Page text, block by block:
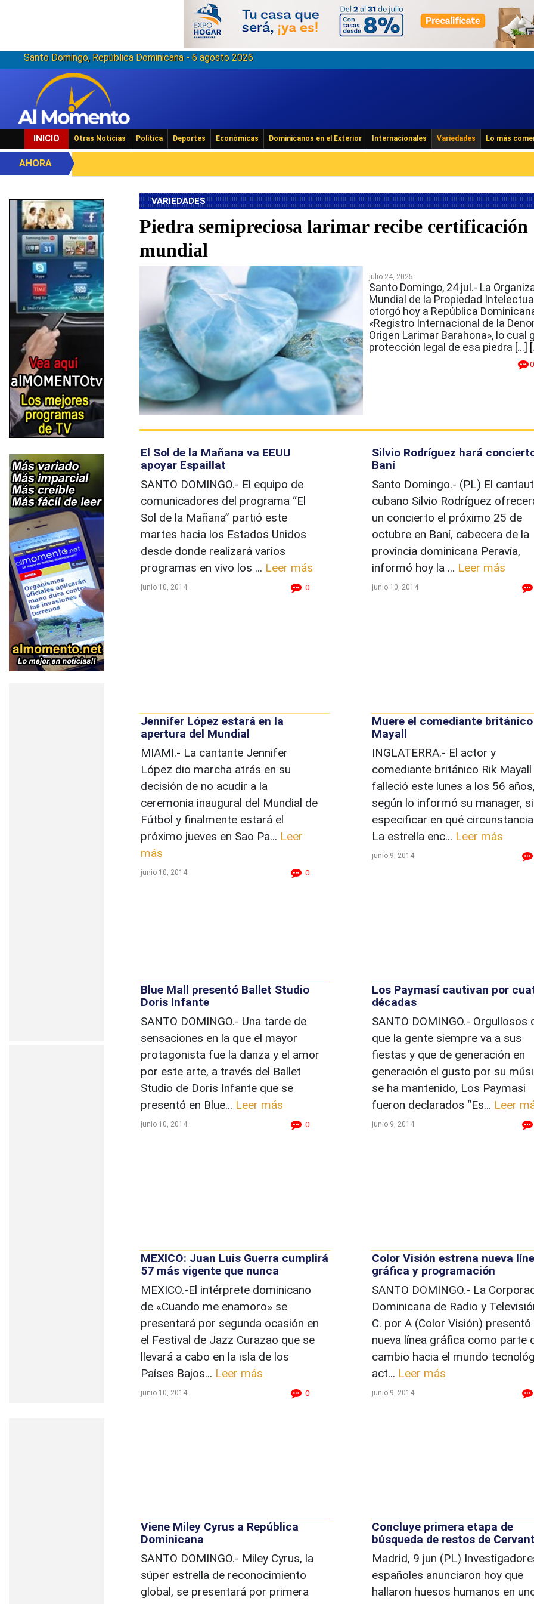
Santo Domingo, República Dominicana - 6 agosto 2026
INICIO Otras Noticias Política Deportes Económicas Dominicanos en el Exterior Internacionales Variedades Lo más
AHORA
VARIEDADES
Piedra semipreciosa larimar recibe certificación
mundial
julio 24, 2025
Santo Domingo, 24 jul.- La
Mundial de la Propiedad
otorgó hoy a República
«Registro Internacional de la
Origen Larimar Barahona», lo cual
protección legal de esa piedra […]
El Sol de la Mañana va EEUU
apoyar Espaillat
SANTO DOMINGO.- El equipo de
comunicadores del programa “El
Sol de la Mañana” partió este
martes hacia los Estados Unidos
desde donde realizará varios
programas en vivo los ... Leer más
junio 10, 2014 0
Jennifer López estará en la
apertura del Mundial
MIAMI.- La cantante Jennifer
López dio marcha atrás en su
decisión de no acudir a la
ceremonia inaugural del Mundial de
Fútbol y finalmente estará el
próximo jueves en Sao Pa... Leer
más
junio 10, 2014 0
Blue Mall presentó Ballet Studio
Doris Infante
SANTO DOMINGO.- Una tarde de
sensaciones en la que el mayor
protagonista fue la danza y el amor
por este arte, a través del Ballet
Studio de Doris Infante que se
presentó en Blue... Leer más
junio 10, 2014 0
MEXICO: Juan Luis Guerra cumplirá
57 más vigente que nunca
MEXICO.-El intérprete dominicano
de «Cuando me enamoro» se
presentará por segunda ocasión en
el Festival de Jazz Curazao que se
llevará a cabo en la isla de los
Países Bajos... Leer más
junio 10, 2014 0
Viene Miley Cyrus a República
Dominicana
SANTO DOMINGO.- Miley Cyrus, la
súper estrella de reconocimiento
global, se presentará por primera
Silvio Rodríguez hará
Baní
Santo Domingo.- (PL) El
cubano Silvio Rodríguez
un concierto el próximo 25 de
octubre en Baní, cabecera de la
provincia dominicana Peravía,
informó hoy la ... Leer más
junio 10, 2014
Muere el comediante británico
Mayall
INGLATERRA.- El actor y
comediante británico Rik Mayall
falleció este lunes a los 56 años,
según lo informó su manager,
especificar en qué
La estrella enc... Leer más
junio 9, 2014
Los Paymasí cautivan por
décadas
SANTO DOMINGO.- Orgullosos
que la gente siempre va a sus
fiestas y que de generación en
generación el gusto por su
se ha mantenido, Los Paymasi
fueron declarados “Es... Leer
junio 9, 2014
Color Visión estrena nueva
gráfica y programación
SANTO DOMINGO.- La
Dominicana de Radio y
C. por A (Color Visión) presentó
nueva línea gráfica como parte
cambio hacia el mundo
act... Leer más
junio 9, 2014
Concluye primera etapa de
búsqueda de restos de
Madrid, 9 jun (PL)
españoles anunciaron hoy que
hallaron huesos humanos en